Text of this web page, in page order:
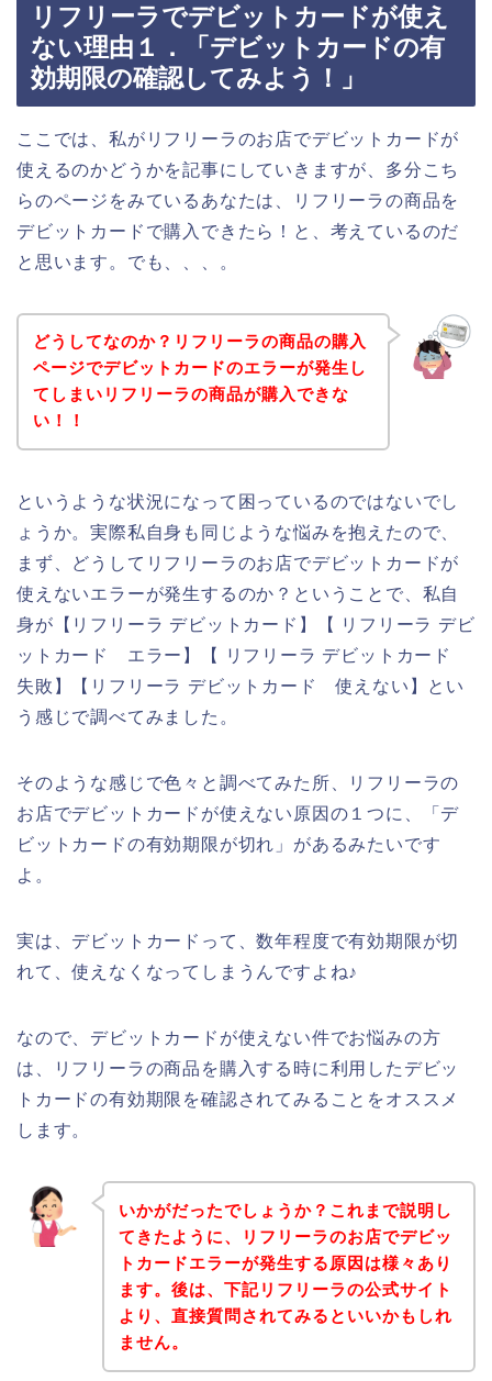
リフリーラでデビットカードが使え
ない理由１．「デビットカードの有
効期限の確認してみよう！」
ここでは、私がリフリーラのお店でデビットカードが
使えるのかどうかを記事にしていきますが、多分こち
らのページをみているあなたは、リフリーラの商品を
デビットカードで購入できたら！と、考えているのだ
と思います。でも、、、。
どうしてなのか？リフリーラの商品の購入
ページでデビットカードのエラーが発生し
てしまいリフリーラの商品が購入できな
い！！
というような状況になって困っているのではないでし
ょうか。実際私自身も同じような悩みを抱えたので、
まず、どうしてリフリーラのお店でデビットカードが
使えないエラーが発生するのか？ということで、私自
身が【リフリーラ デビットカード】【 リフリーラ デビ
ットカード エラー】【 リフリーラ デビットカード
失敗】【リフリーラ デビットカード 使えない】とい
う感じで調べてみました。
そのような感じで色々と調べてみた所、リフリーラの
お店でデビットカードが使えない原因の１つに、「デ
ビットカードの有効期限が切れ」があるみたいです
よ。
実は、デビットカードって、数年程度で有効期限が切
れて、使えなくなってしまうんですよね♪
なので、デビットカードが使えない件でお悩みの方
は、リフリーラの商品を購入する時に利用したデビッ
トカードの有効期限を確認されてみることをオススメ
します。
いかがだったでしょうか？これまで説明し
てきたように、リフリーラのお店でデビッ
トカードエラーが発生する原因は様々あり
ます。後は、下記リフリーラの公式サイト
より、直接質問されてみるといいかもしれ
ません。